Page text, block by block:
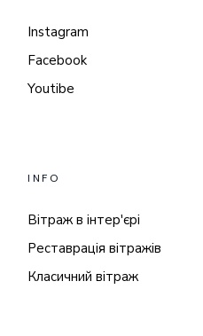
Instagram
Facebook
Youtibe
INFO
Вітраж в інтер'єрі
Реставрація вітражів
Класичний вітраж